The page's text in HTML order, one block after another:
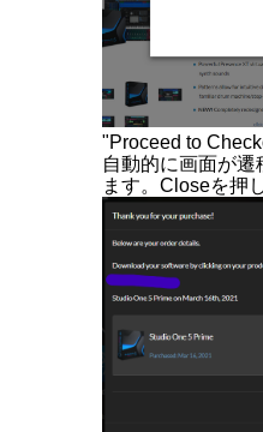
"Proceed to
自動的に画面が遷
ます。Closeを押